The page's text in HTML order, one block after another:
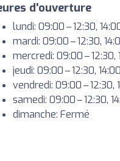
d'ouverture
lundi: 09:00 – 12:30,
mardi: 09:00 – 12:30,
mercredi: 09:00 – 12:30,
jeudi: 09:00 – 12:30,
vendredi: 09:00 – 12:30,
samedi: 09:00 – 12:30,
dimanche: Fermé